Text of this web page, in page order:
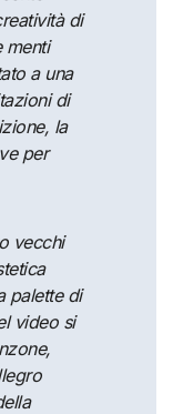
di
menti
a una
di
la
per
vecchi
palette di
video si